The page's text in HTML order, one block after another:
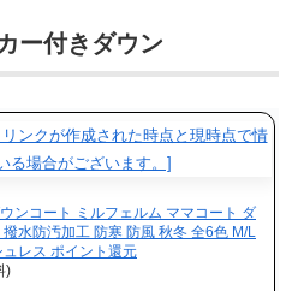
ー付きダウン
ンコート ミルフェルム ママコート ダ
水防汚加工 防寒 防風 秋冬 全6色 M/L
レス ポイント還元
)